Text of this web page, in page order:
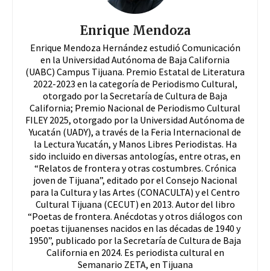
Enrique Mendoza
Enrique Mendoza Hernández estudió Comunicación
en la Universidad Autónoma de Baja California
(UABC) Campus Tijuana. Premio Estatal de Literatura
2022-2023 en la categoría de Periodismo Cultural,
otorgado por la Secretaría de Cultura de Baja
California; Premio Nacional de Periodismo Cultural
FILEY 2025, otorgado por la Universidad Autónoma de
Yucatán (UADY), a través de la Feria Internacional de
la Lectura Yucatán, y Manos Libres Periodistas. Ha
sido incluido en diversas antologías, entre otras, en
“Relatos de frontera y otras costumbres. Crónica
joven de Tijuana”, editado por el Consejo Nacional
para la Cultura y las Artes (CONACULTA) y el Centro
Cultural Tijuana (CECUT) en 2013. Autor del libro
“Poetas de frontera. Anécdotas y otros diálogos con
poetas tijuanenses nacidos en las décadas de 1940 y
1950”, publicado por la Secretaría de Cultura de Baja
California en 2024. Es periodista cultural en
Semanario ZETA, en Tijuana